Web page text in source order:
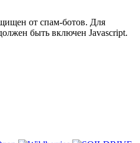
от спам-ботов. Для